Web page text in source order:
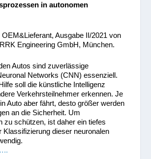
in autonomen
Ausgabe II/2021 von
Engineering GmbH, München.
Autos sind zuverlässige
Networks (CNN) essenziell.
soll die künstliche Intelligenz
Verkehrsteilnehmer erkennen. Je
Auto aber fährt, desto größer werden
an die Sicherheit. Um
zu schützen, ist daher ein tiefes
Klassifizierung dieser neuronalen